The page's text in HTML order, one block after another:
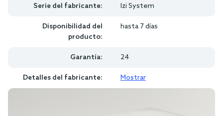
Serie del fabricante: Izi System
Disponibilidad del
producto:
hasta 7 días
Garantía: 24
Detalles del fabricante: Mostrar